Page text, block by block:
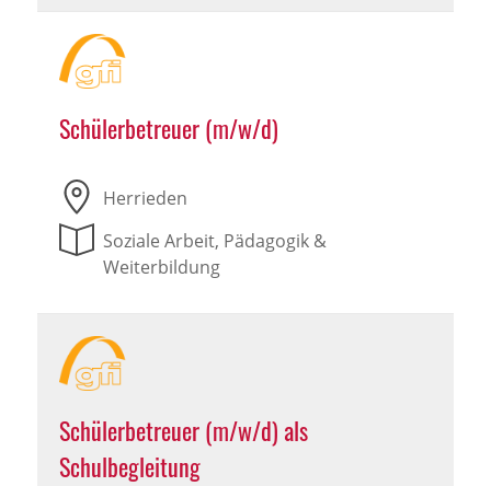
Schülerbetreuer (m/w/d)
Herrieden
Soziale Arbeit, Pädagogik &
Weiterbildung
Schülerbetreuer (m/w/d) als
Schulbegleitung